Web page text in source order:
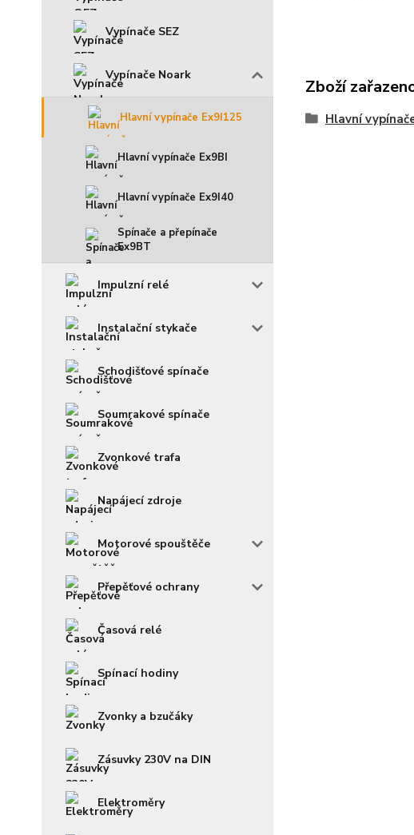
Vypínače SEZ
Vypínače Noark
Hlavní vypínače Ex9I125
Hlavní vypínače Ex9BI
Hlavní vypínače Ex9I40
Spínače a přepínače
Ex9BT
Impulzní relé
Instalační stykače
Schodišťové spínače
Soumrakové spínače
Zvonkové trafa
Napájecí zdroje
Motorové spouštěče
Přepěťové ochrany
Časová relé
Spínací hodiny
Zvonky a bzučáky
Zásuvky 230V na DIN
Elektroměry
Zboží
Hlavní